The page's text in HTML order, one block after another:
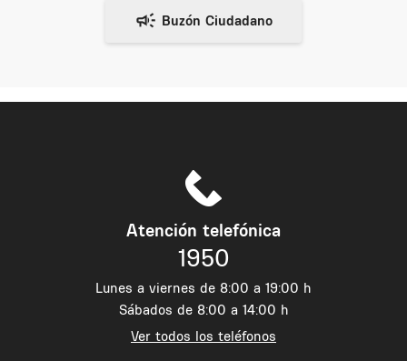
Atención telefónica
1950
Lunes a viernes de 8:00 a 19:00 h
Sábados de 8:00 a 14:00 h
Ver todos los teléfonos